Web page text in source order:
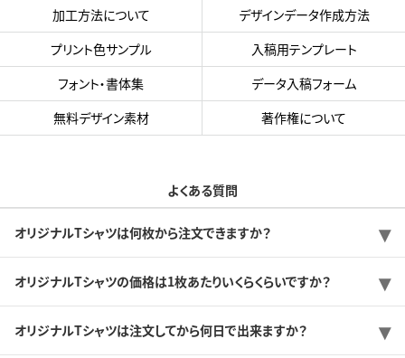
加工方法について
デザインデータ作成方法
プリント色サンプル
入稿用テンプレート
フォント・書体集
データ入稿フォーム
無料デザイン素材
著作権について
よくある質問
オリジナルTシャツは何枚から注文できますか？
オリジナルTシャツの価格は1枚あたりいくらくらいですか？
オリジナルTシャツは注文してから何日で出来ますか？